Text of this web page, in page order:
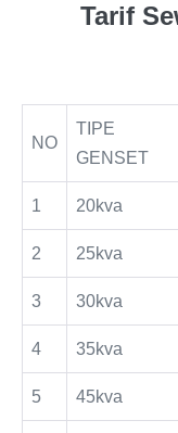
Tarif
NO
TIPE
GENSET
1 20kva
2 25kva
3 30kva
4 35kva
5 45kva